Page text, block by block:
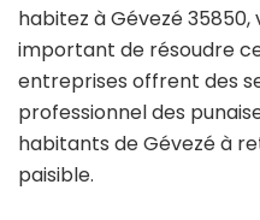
habitez à Gévezé 35850,
important de résoudre
entreprises offrent des
professionnel des
habitants de Gévezé à
paisible.